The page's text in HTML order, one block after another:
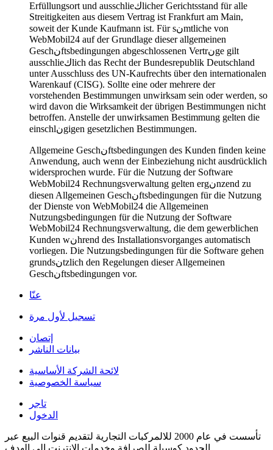
Erfüllungsort und ausschlieكlicher Gerichtsstand für alle
Streitigkeiten aus diesem Vertrag ist Frankfurt am Main,
soweit der Kunde Kaufmann ist. Für sنmtliche von
WebMobil24 auf der Grundlage dieser allgemeinen
Geschنftsbedingungen abgeschlossenen Vertrنge gilt
ausschlieكlich das Recht der Bundesrepublik Deutschland
unter Ausschluss des UN-Kaufrechts über den internationalen
Warenkauf (CISG). Sollte eine oder mehrere der
vorstehenden Bestimmungen unwirksam sein oder werden, so
wird davon die Wirksamkeit der übrigen Bestimmungen nicht
betroffen. Anstelle der unwirksamen Bestimmung gelten die
einschlنgigen gesetzlichen Bestimmungen.
Allgemeine Geschنftsbedingungen des Kunden finden keine
Anwendung, auch wenn der Einbeziehung nicht ausdrücklich
widersprochen wurde. Für die Nutzung der Software
WebMobil24 Rechnungsverwaltung gelten ergنnzend zu
diesen Allgemeinen Geschنftsbedingungen für die Nutzung
der Dienste von WebMobil24 die Allgemeinen
Nutzungsbedingungen für die Nutzung der Software
WebMobil24 Rechnungsverwaltung, die dem gewerblichen
Kunden wنhrend des Installationsvorganges automatisch
vorliegen. Die Nutzungsbedingungen für die Software gehen
grundsنtzlich den Regelungen dieser Allgemeinen
Geschنftsbedingungen vor.
عنّا
تسجيل لأول مرة
إتصان
بيانات الناشر
لائحة الشركة الأساسية
سياسة الخصوصية
تاجر
الدخول
تأسست في عام 2000 للالمركبات التجارية لتقديم قنوات البيع عبر